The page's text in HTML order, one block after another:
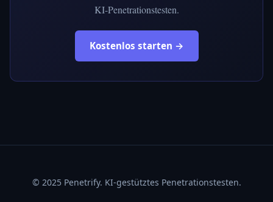
KI-Penetrationstesten.
Kostenlos starten →
© 2025 Penetrify. KI-gestütztes Penetrationstesten.